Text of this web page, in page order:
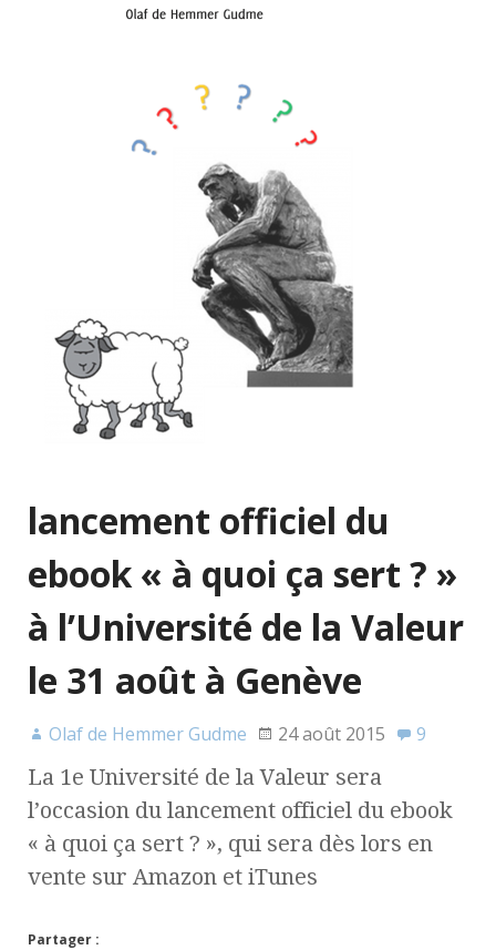
lancement officiel du
ebook « à quoi ça sert ? »
à l’Université de la Valeur
le 31 août à Genève
Olaf de Hemmer Gudme 24 août 2015 9
La 1e Université de la Valeur sera
l’occasion du lancement officiel du ebook
« à quoi ça sert ? », qui sera dès lors en
vente sur Amazon et iTunes
Partager :